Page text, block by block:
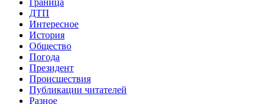
ДТП
Интересное
История
Общество
Погода
Президент
Происшествия
Публикации читателей
Разное